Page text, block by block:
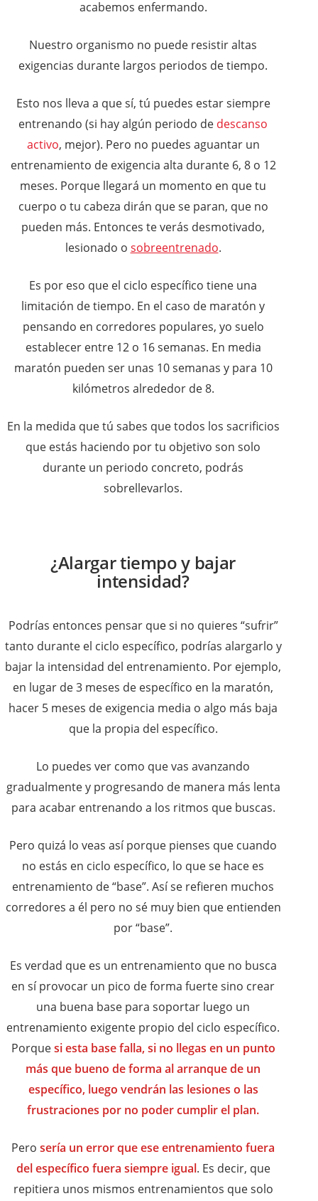
acabemos enfermando.
Nuestro organismo no puede resistir altas
exigencias durante largos periodos de tiempo.
Esto nos lleva a que sí, tú puedes estar siempre
entrenando (si hay algún periodo de descanso
activo, mejor). Pero no puedes aguantar un
entrenamiento de exigencia alta durante 6, 8 o 12
meses. Porque llegará un momento en que tu
cuerpo o tu cabeza dirán que se paran, que no
pueden más. Entonces te verás desmotivado,
lesionado o sobreentrenado.
Es por eso que el ciclo específico tiene una
limitación de tiempo. En el caso de maratón y
pensando en corredores populares, yo suelo
establecer entre 12 o 16 semanas. En media
maratón pueden ser unas 10 semanas y para 10
kilómetros alrededor de 8.
En la medida que tú sabes que todos los sacrificios
que estás haciendo por tu objetivo son solo
durante un periodo concreto, podrás
sobrellevarlos.
¿Alargar tiempo y bajar
intensidad?
Podrías entonces pensar que si no quieres “sufrir”
tanto durante el ciclo específico, podrías alargarlo y
bajar la intensidad del entrenamiento. Por ejemplo,
en lugar de 3 meses de específico en la maratón,
hacer 5 meses de exigencia media o algo más baja
que la propia del específico.
Lo puedes ver como que vas avanzando
gradualmente y progresando de manera más lenta
para acabar entrenando a los ritmos que buscas.
Pero quizá lo veas así porque pienses que cuando
no estás en ciclo específico, lo que se hace es
entrenamiento de “base”. Así se refieren muchos
corredores a él pero no sé muy bien que entienden
por “base”.
Es verdad que es un entrenamiento que no busca
en sí provocar un pico de forma fuerte sino crear
una buena base para soportar luego un
entrenamiento exigente propio del ciclo específico.
Porquesi esta base falla, si no llegas en un punto
más que bueno de forma al arranque de un
específico, luego vendrán las lesiones o las
frustraciones por no poder cumplir el plan.
Pero sería un error que ese entrenamiento fuera
del específico fuera siempre igual. Es decir, que
repitiera unos mismos entrenamientos que solo